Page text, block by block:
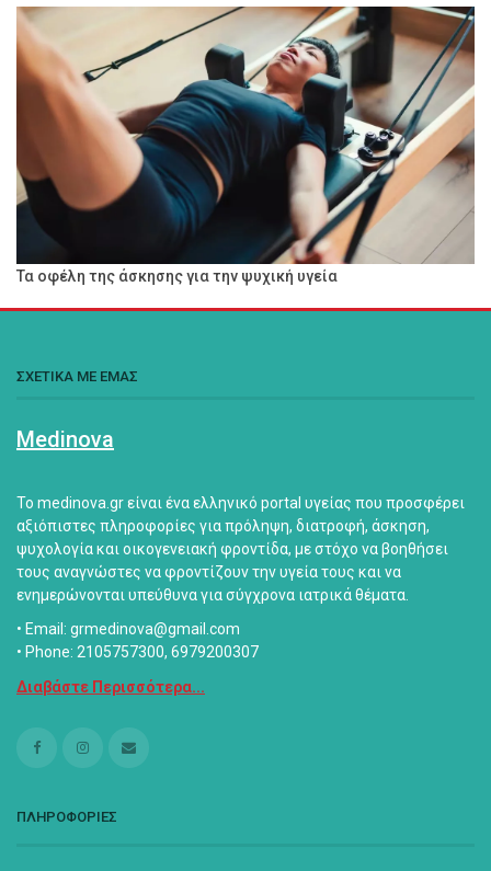
Τα οφέλη της άσκησης για την ψυχική υγεία
ΣΧΕΤΙΚΑ ΜΕ ΕΜΑΣ
Medinova
Το medinova.gr είναι ένα ελληνικό portal υγείας που προσφέρει
αξιόπιστες πληροφορίες για πρόληψη, διατροφή, άσκηση,
ψυχολογία και οικογενειακή φροντίδα, με στόχο να βοηθήσει
τους αναγνώστες να φροντίζουν την υγεία τους και να
ενημερώνονται υπεύθυνα για σύγχρονα ιατρικά θέματα.
• Email: grmedinova@gmail.com
• Phone: 2105757300, 6979200307
Διαβάστε Περισσότερα...
ΠΛΗΡΟΦΟΡΙΕΣ